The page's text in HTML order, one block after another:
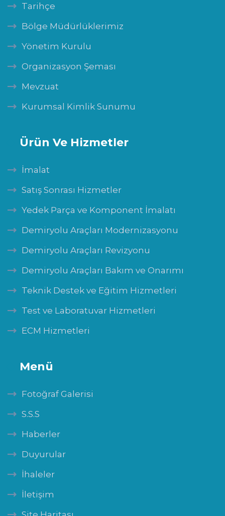
Tarihçe
Bölge Müdürlüklerimiz
Yönetim Kurulu
Organizasyon Şeması
Mevzuat
Kurumsal Kimlik Sunumu
Ürün Ve Hizmetler
İmalat
Satış Sonrası Hizmetler
Yedek Parça ve Komponent İmalatı
Demiryolu Araçları Modernizasyonu
Demiryolu Araçları Revizyonu
Demiryolu Araçları Bakım ve Onarımı
Teknik Destek ve Eğitim Hizmetleri
Test ve Laboratuvar Hizmetleri
ECM Hizmetleri
Menü
Fotoğraf Galerisi
S.S.S
Haberler
Duyurular
İhaleler
İletişim